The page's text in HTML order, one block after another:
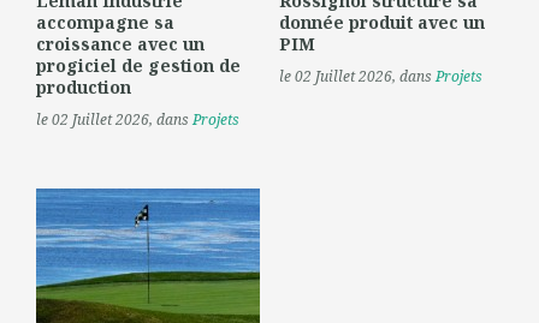
accompagne sa
croissance avec un
progiciel de gestion de
production
le 02 Juillet 2026, dansProjets
donnée produit avec un
PIM
le 02 Juillet 2026, dansProjets